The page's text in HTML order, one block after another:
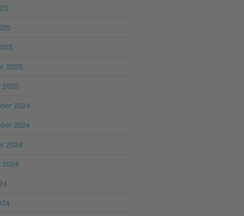
2025
2025
2024
2024
2024
2024